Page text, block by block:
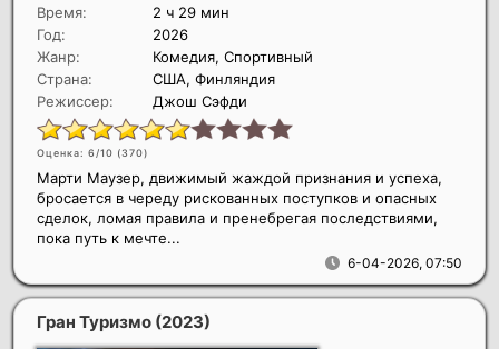
Время:
2 ч 29 мин
Год:
2026
Жанр:
Комедия, Спортивный
Страна:
США, Финляндия
Режиссер:
Джош Сэфди
Оценка: 6/10 (370)
6-04-2026, 07:50
Марти Маузер, движимый жаждой признания и успеха,
бросается в череду рискованных поступков и опасных
сделок, ломая правила и пренебрегая последствиями,
пока путь к мечте...
Гран Туризмо (2023)